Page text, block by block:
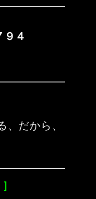
９４
、だから、